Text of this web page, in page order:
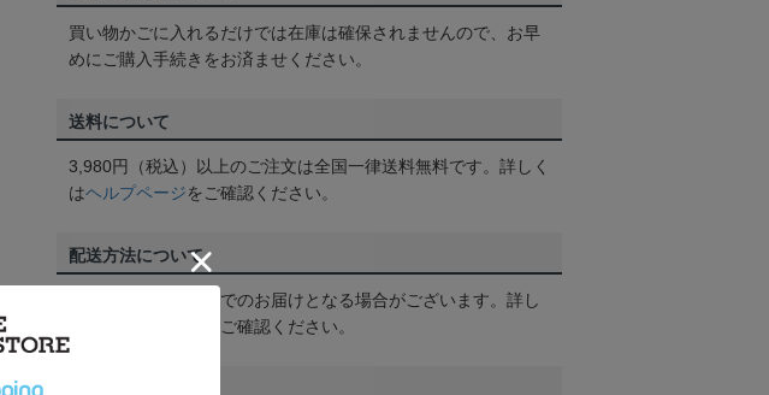
買い物かごに入れるだけでは在庫は確保されませんので、お早
めにご購入手続きをお済ませください。
送料について
3,980円（税込）以上のご注文は全国一律送料無料です。詳しく
はヘルプページをご確認ください。
配送方法について
一部商品はメール便でのお届けとなる場合がございます。詳し
をご確認ください。